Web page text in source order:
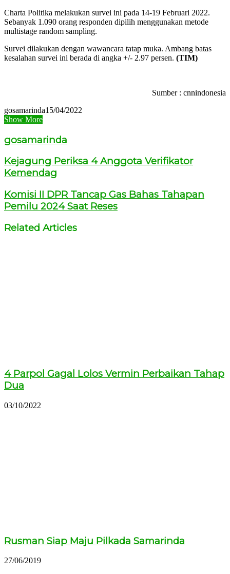
Charta Politika melakukan survei ini pada 14-19 Februari 2022.
Sebanyak 1.090 orang responden dipilih menggunakan metode
multistage random sampling.
Survei dilakukan dengan wawancara tatap muka. Ambang batas
kesalahan survei ini berada di angka +/- 2.97 persen. (TIM)
Sumber : cnnindonesia
gosamarinda15/04/2022
Show More
gosamarinda
Kejagung Periksa 4 Anggota Verifikator
Kemendag
Komisi II DPR Tancap Gas Bahas Tahapan
Pemilu 2024 Saat Reses
Related Articles
4 Parpol Gagal Lolos Vermin Perbaikan Tahap
Dua
03/10/2022
Rusman Siap Maju Pilkada Samarinda
27/06/2019